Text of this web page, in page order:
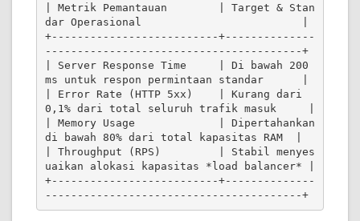
| Metrik Pemantauan        | Target & Stan
dar Operasional                         |
+--------------------------+--------------
----------------------------------------+
| Server Response Time     | Di bawah 200
ms untuk respon permintaan standar      |
| Error Rate (HTTP 5xx)    | Kurang dari
0,1% dari total seluruh trafik masuk     |
| Memory Usage             | Dipertahankan
di bawah 80% dari total kapasitas RAM  |
| Throughput (RPS)         | Stabil menyes
uaikan alokasi kapasitas *load balancer* |
+--------------------------+--------------
----------------------------------------+